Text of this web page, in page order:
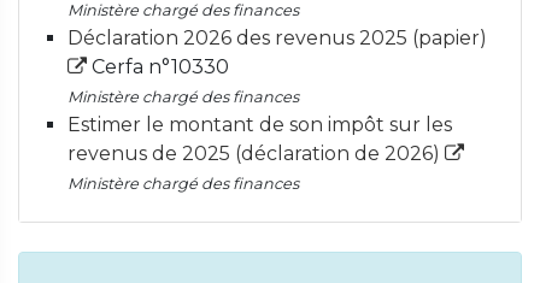
Ministère chargé des finances
Déclaration 2026 des revenus 2025 (papier)
Cerfa n°10330
Ministère chargé des finances
Estimer le montant de son impôt sur les
revenus de 2025 (déclaration de 2026)
Ministère chargé des finances